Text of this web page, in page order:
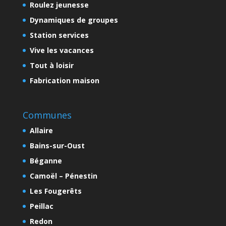
Roulez jeunesse
Dynamiques de groupes
Station services
Vive les vacances
Tout à loisir
Fabrication maison
Communes
Allaire
Bains-sur-Oust
Béganne
Camoël – Pénestin
Les Fougerêts
Peillac
Redon